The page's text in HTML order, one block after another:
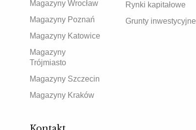
Magazyny Wrocław
Magazyny Poznań
Magazyny Katowice
Magazyny
Trójmiasto
Magazyny Szczecin
Magazyny Kraków
Rynki kapitałowe
Grunty inwestycyjne